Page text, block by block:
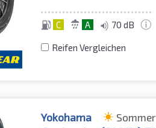
C A 70 dB
Reifen Vergleichen
Yokohama